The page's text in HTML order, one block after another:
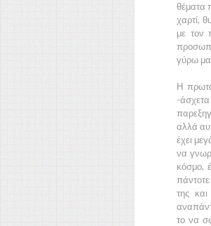
θέματα
χαρτί,
με τον
γύρω
Η
-
αλλά
έχει
να
κόσμο,
της
το να